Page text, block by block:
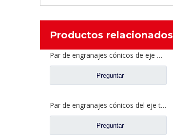
Productos relacionados
Par de engranajes cónicos de eje medio 27/18 para repuestos de camiones Ankai & BENZ Axle Foton Auman HFF2502040/41CK1BZ
Preguntar
Par de engranajes cónicos del eje trasero 21/28 para piezas de repuesto de camiones Ankai & BENZ Axle Foton Auman HFF2402038/39CK1BZ
Preguntar